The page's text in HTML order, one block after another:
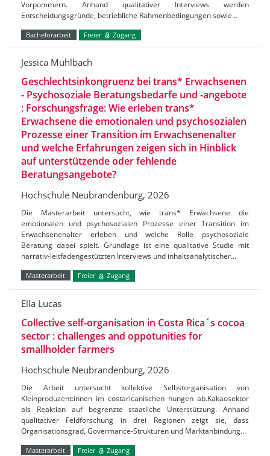
Vorpommern. Anhand qualitativer Interviews werden
Entscheidungsgründe, betriebliche Rahmenbedingungen sowie…
Bachelorarbeit Freier Zugang
Jessica Mühlbach
Geschlechtsinkongruenz bei trans* Erwachsenen
- Psychosoziale Beratungsbedarfe und -angebote
: Forschungsfrage: Wie erleben trans*
Erwachsene die emotionalen und psychosozialen
Prozesse einer Transition im Erwachsenenalter
und welche Erfahrungen zeigen sich in Hinblick
auf unterstützende oder fehlende
Beratungsangebote?
Hochschule Neubrandenburg, 2026
Die Masterarbeit untersucht, wie trans* Erwachsene die
emotionalen und psychosozialen Prozesse einer Transition im
Erwachsenenalter erleben und welche Rolle psychosoziale
Beratung dabei spielt. Grundlage ist eine qualitative Studie mit
narrativ-leitfadengestützten Interviews und inhaltsanalytischer…
Masterarbeit Freier Zugang
Ella Lucas
Collective self-organisation in Costa Rica´s cocoa
sector : challenges and oppotunities for
smallholder farmers
Hochschule Neubrandenburg, 2026
Die Arbeit untersucht kollektive Selbstorganisation von
Kleinproduzent:innen im costaricanischen hungen ab.Kakaosektor
als Reaktion auf begrenzte staatliche Unterstützung. Anhand
qualitativer Feldforschung in drei Regionen zeigt sie, dass
Organisationsgrad, Govermance-Strukturen und Marktanbindung…
Masterarbeit Freier Zugang